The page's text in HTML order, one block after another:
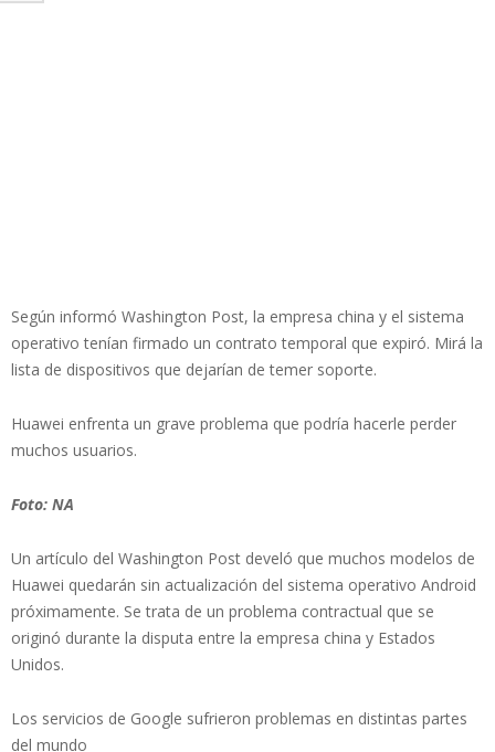
Según informó Washington Post, la empresa china y el sistema
operativo tenían firmado un contrato temporal que expiró. Mirá la
lista de dispositivos que dejarían de temer soporte.
Huawei enfrenta un grave problema que podría hacerle perder
muchos usuarios.
Foto: NA
Un artículo del Washington Post develó que muchos modelos de
Huawei quedarán sin actualización del sistema operativo Android
próximamente. Se trata de un problema contractual que se
originó durante la disputa entre la empresa china y Estados
Unidos.
Los servicios de Google sufrieron problemas en distintas partes
del mundo